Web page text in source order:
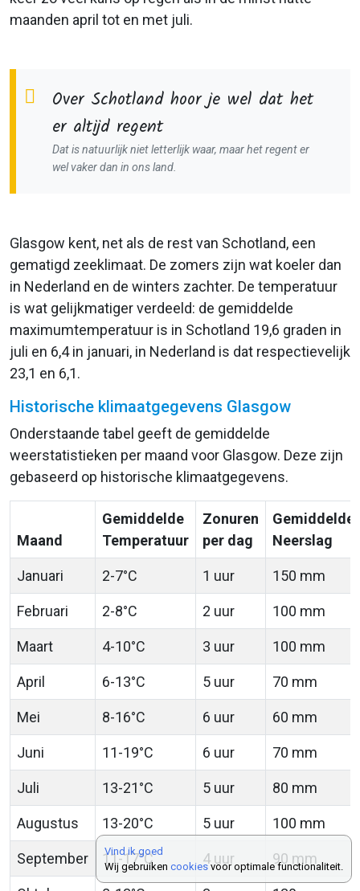
maanden april tot en met juli.
Over Schotland hoor je wel dat het
er altijd regent
Dat is natuurlijk niet letterlijk waar, maar het regent er
wel vaker dan in ons land.
Glasgow kent, net als de rest van Schotland, een
gematigd zeeklimaat. De zomers zijn wat koeler dan
in Nederland en de winters zachter. De temperatuur
is wat gelijkmatiger verdeeld: de gemiddelde
maximumtemperatuur is in Schotland 19,6 graden in
juli en 6,4 in januari, in Nederland is dat respectievelijk
23,1 en 6,1.
Historische klimaatgegevens Glasgow
Onderstaande tabel geeft de gemiddelde
weerstatistieken per maand voor Glasgow. Deze zijn
gebaseerd op historische klimaatgegevens.
Maand
Gemiddelde
Temperatuur
Zonuren
per dag
Gemiddelde
Neerslag
Januari 2-7°C 1 uur 150 mm
Februari 2-8°C 2 uur 100 mm
Maart 4-10°C 3 uur 100 mm
April 6-13°C 5 uur 70 mm
Mei 8-16°C 6 uur 60 mm
Juni 11-19°C 6 uur 70 mm
Juli 13-21°C 5 uur 80 mm
Augustus 13-20°C 5 uur 100 mm
September 11-17°C 4 uur 90 mm
Vind ik goed
Wij gebruiken cookiesvoor optimale functionaliteit.